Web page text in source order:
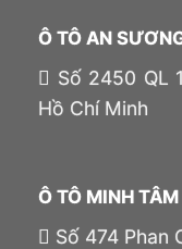
Ô TÔ AN
Số 2450 QL
Hồ Chí Minh
Ô TÔ MINH TÂM
Số 474 Phan